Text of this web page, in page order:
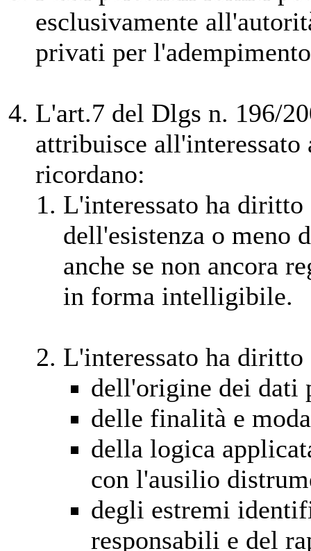
esclusivamente
privati per
L'art.7 del Dlgs n. 196/
attribuisce
ricordano:
L'interessato ha
dell'esistenza o meno
anche se non ancora
in forma intelligibile.
L'interessato ha
dell'origine dei dati
delle finalità e
della logica
con l'ausilio
degli estremi
responsabili e del